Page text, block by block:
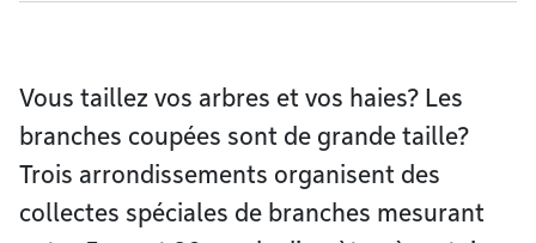
Vous taillez vos arbres et vos haies? Les
branches coupées sont de grande taille?
Trois arrondissements organisent des
collectes spéciales de branches mesurant